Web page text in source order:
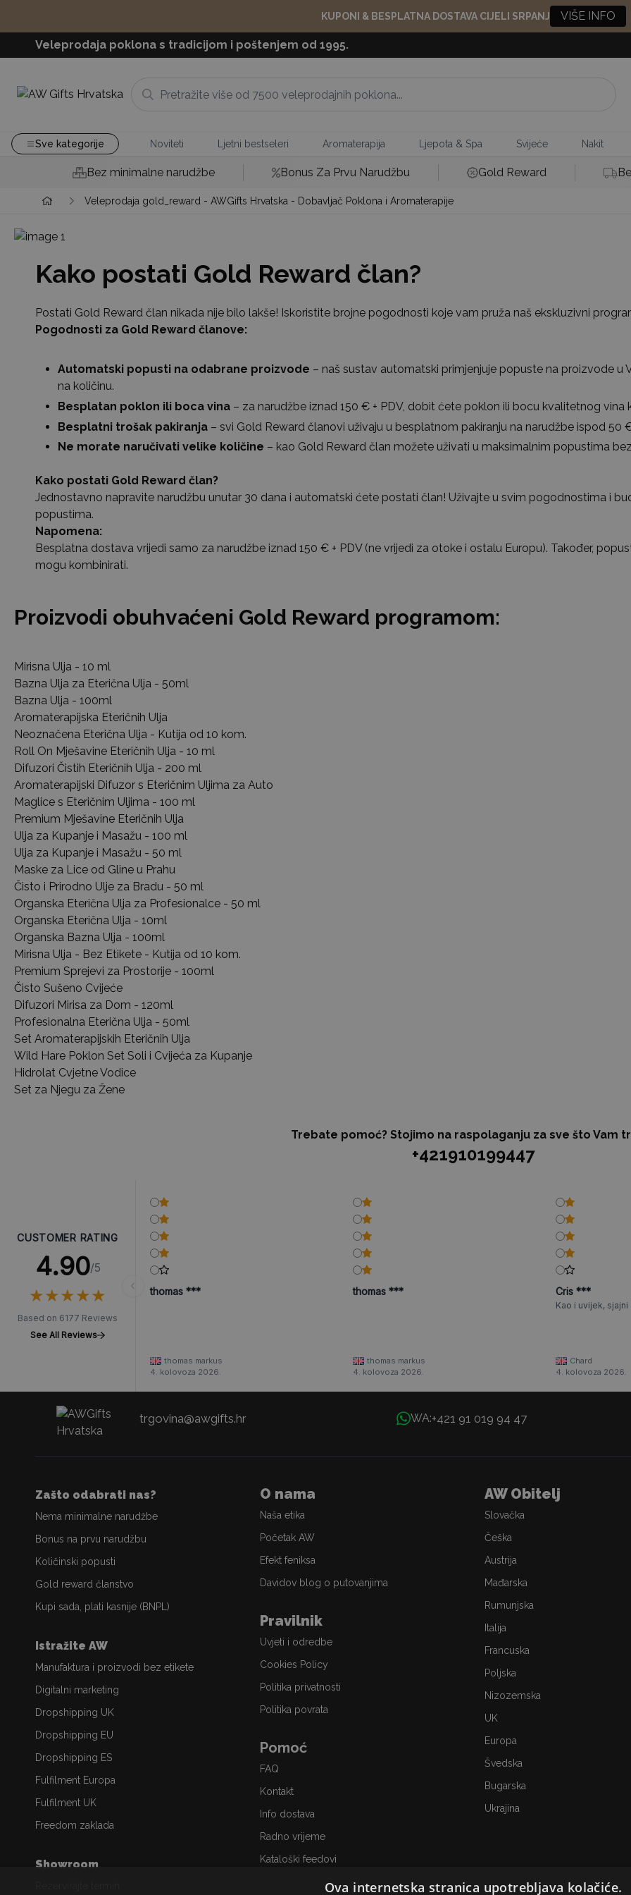
KUPONI & BESPLATNA DOSTAVA CIJELI SRPANJ VIŠE INFO
Veleprodaja poklona s tradicijom i poštenjem od 1995.
Sve kategorije Noviteti Ljetni bestseleri Aromaterapija Ljepota & Spa Svijeće Nakit
Bez minimalne narudžbe Bonus Za Prvu Narudžbu Gold Reward
Veleprodaja gold_reward - AWGifts Hrvatska - Dobavljač Poklona i Aromaterapije
Kako postati Gold Reward član?
Postati Gold Reward član nikada nije bilo lakše! Iskoristite brojne pogodnosti koje vam pruža naš ekskluzivni
Pogodnosti za Gold Reward članove:
Automatski popusti na odabrane proizvode – naš sustav automatski primjenjuje popuste na proizvode u
na količinu.
Besplatan poklon ili boca vina – za narudžbe iznad 150 € + PDV, dobit ćete poklon ili bocu kvalitetnog vina
Besplatni trošak pakiranja – svi Gold Reward članovi uživaju u besplatnom pakiranju na narudžbe ispod 50
Ne morate naručivati velike količine – kao Gold Reward član možete uživati u maksimalnim popustima
Kako postati Gold Reward član?
Jednostavno napravite narudžbu unutar 30 dana i automatski ćete postati član! Uživajte u svim pogodnostima i
popustima.
Napomena:
Besplatna dostava vrijedi samo za narudžbe iznad 150 € + PDV (ne vrijedi za otoke i ostalu Europu). Također,
mogu kombinirati.
Proizvodi obuhvaćeni Gold Reward programom:
Mirisna Ulja - 10 ml
Bazna Ulja za Eterična Ulja - 50ml
Bazna Ulja - 100ml
Aromaterapijska Eteričnih Ulja
Neoznačena Eterična Ulja - Kutija od 10 kom.
Roll On Mješavine Eteričnih Ulja - 10 ml
Difuzori Čistih Eteričnih Ulja - 200 ml
Aromaterapijski Difuzor s Eteričnim Uljima za Auto
Maglice s Eteričnim Uljima - 100 ml
Premium Mješavine Eteričnih Ulja
Ulja za Kupanje i Masažu - 100 ml
Ulja za Kupanje i Masažu - 50 ml
Maske za Lice od Gline u Prahu
Čisto i Prirodno Ulje za Bradu - 50 ml
Organska Eterična Ulja za Profesionalce - 50 ml
Organska Eterična Ulja - 10ml
Organska Bazna Ulja - 100ml
Mirisna Ulja - Bez Etikete - Kutija od 10 kom.
Premium Sprejevi za Prostorije - 100ml
Čisto Sušeno Cvijeće
Difuzori Mirisa za Dom - 120ml
Profesionalna Eterična Ulja - 50ml
Set Aromaterapijskih Eteričnih Ulja
Wild Hare Poklon Set Soli i Cvijeća za Kupanje
Hidrolat Cvjetne Vodice
Set za Njegu za Žene
Trebate pomoć? Stojimo na raspolaganju za sve što Vam
+421910199447
CUSTOMER RATING
4.90/5
★★★★★
★★★★★
Based on 6177 Reviews
See All Reviews
thomas ***
thomas markus
4. kolovoza 2026.
thomas ***
thomas markus
4. kolovoza 2026.
Cris ***
Kao i uvijek, sjajni
Chard
4. kolovoza 2026.
trgovina@awgifts.hr WA:+421 91 019 94 47
Zašto odabrati nas?
Nema minimalne narudžbe
Bonus na prvu narudžbu
Količinski popusti
Gold reward članstvo
Kupi sada, plati kasnije (BNPL)
Istražite AW
Manufaktura i proizvodi bez etikete
Digitalni marketing
Dropshipping UK
Dropshipping EU
Dropshipping ES
Fulfilment Europa
Fulfilment UK
Freedom zaklada
Showroom
O nama
Naša etika
Početak AW
Efekt feniksa
Davidov blog o putovanjima
Pravilnik
Uvjeti i odredbe
Cookies Policy
Politika privatnosti
Politika povrata
Pomoć
FAQ
Kontakt
Info dostava
Radno vrijeme
Kataloški feedovi
AW Obitelj
Slovačka
Češka
Austrija
Mađarska
Rumunjska
Italija
Francuska
Poljska
Nizozemska
UK
Europa
Švedska
Bugarska
Ukrajina
Ova internetska stranica upotrebljava kolačiće.